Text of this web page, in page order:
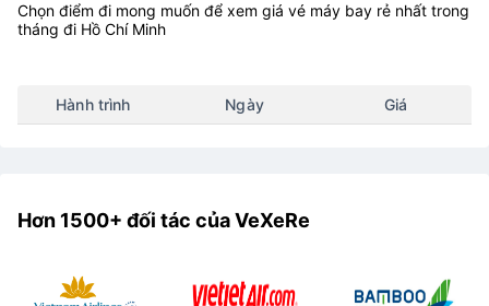
Chọn điểm đi mong muốn để xem giá vé máy bay rẻ nhất trong
tháng đi Hồ Chí Minh
Hành trình Ngày Giá
Hơn 1500+ đối tác của VeXeRe